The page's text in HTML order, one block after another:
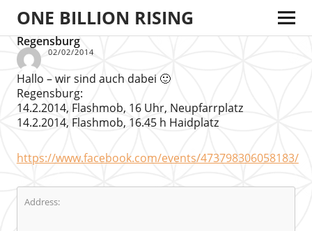
ONE BILLION RISING
Regensburg
02/02/2014
Hallo – wir sind auch dabei 🙂
Regensburg:
14.2.2014, Flashmob, 16 Uhr, Neupfarrplatz
14.2.2014, Flashmob, 16.45 h Haidplatz
https://www.facebook.com/events/473798306058183/
Address: